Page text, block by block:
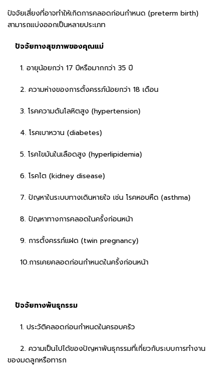
ปัจจัยเสี่ยงที่อาจทำให้เกิดการคลอดก่อนกำหนด (preterm birth)
สามารถแบ่งออกเป็นหลายประเภท
ปัจจัยทางสุขภาพของคุณแม่
1. อายุน้อยกว่า 17 ปีหรือมากกว่า 35 ปี
2. ความห่างของการตั้งครรภ์น้อยกว่า 18 เดือน
3. โรคความดันโลหิตสูง (hypertension)
4. โรคเบาหวาน (diabetes)
5. โรคไขมันในเลือดสูง (hyperlipidemia)
6. โรคไต (kidney disease)
7. ปัญหาในระบบทางเดินหายใจ เช่น โรคหอบหืด (asthma)
8. ปัญหาทางการคลอดในครั้งก่อนหน้า
9. การตั้งครรภ์แฝด (twin pregnancy)
10.การเคยคลอดก่อนกำหนดในครั้งก่อนหน้า
ปัจจัยทางพันธุกรรม
1. ประวัติคลอดก่อนกำหนดในครอบครัว
2. ความเป็นไปได้ของปัญหาพันธุกรรมที่เกี่ยวกับระบบการทำงาน
ของมดลูกหรือทารก